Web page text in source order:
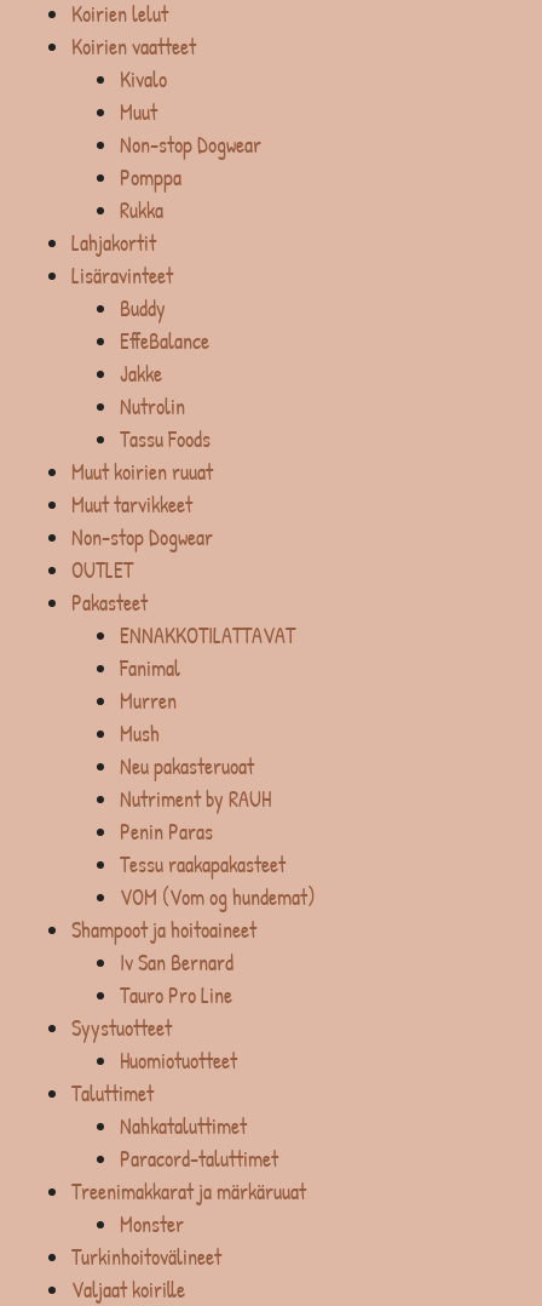
Koirien lelut
Koirien vaatteet
Kivalo
Muut
Non-stop Dogwear
Pomppa
Rukka
Lahjakortit
Lisäravinteet
Buddy
EffeBalance
Jakke
Nutrolin
Tassu Foods
Muut koirien ruuat
Muut tarvikkeet
Non-stop Dogwear
OUTLET
Pakasteet
ENNAKKOTILATTAVAT
Fanimal
Murren
Mush
Neu pakasteruoat
Nutriment by RAUH
Penin Paras
Tessu raakapakasteet
VOM (Vom og hundemat)
Shampoot ja hoitoaineet
Iv San Bernard
Tauro Pro Line
Syystuotteet
Huomiotuotteet
Taluttimet
Nahkataluttimet
Paracord-taluttimet
Treenimakkarat ja märkäruuat
Monster
Turkinhoitovälineet
Valjaat koirille